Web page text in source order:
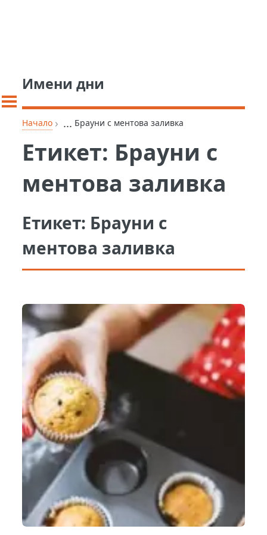
Имени дни
Начало › ... Брауни с ментова заливка
Етикет: Брауни с
ментова заливка
Етикет: Брауни с
ментова заливка